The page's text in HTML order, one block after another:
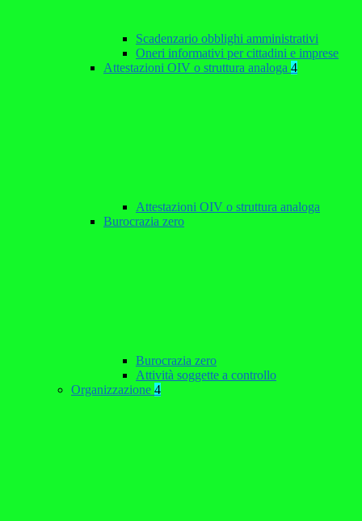
Scadenzario obblighi amministrativi
Oneri informativi per cittadini e imprese
Attestazioni OIV o struttura analoga 4
Attestazioni OIV o struttura analoga
Burocrazia zero
Burocrazia zero
Attività soggette a controllo
Organizzazione 4